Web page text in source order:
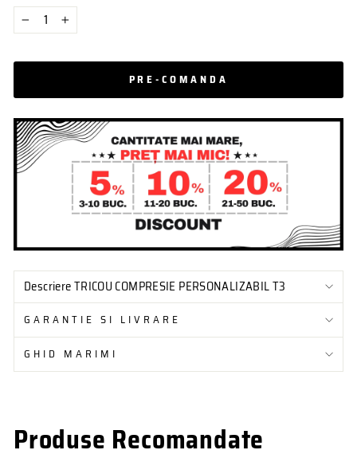
− +
PRE-COMANDA
Descriere TRICOU COMPRESIE PERSONALIZABIL T3
GARANTIE SI LIVRARE
GHID MARIMI
Produse Recomandate